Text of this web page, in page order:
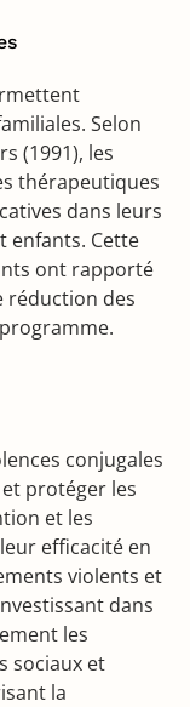
Selon
(1991), les
thérapeutiques
dans leurs
enfants. Cette
ont rapporté
réduction des
conjugales
protéger les
et les
efficacité en
violents et
dans
les
sociaux et
la